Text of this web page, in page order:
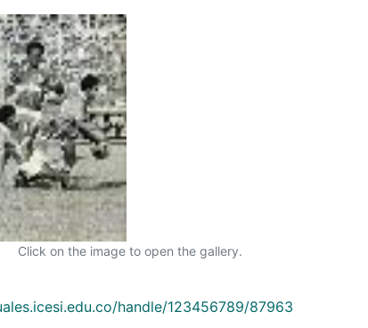
Click on the image to open the gallery.
handle/123456789/87963